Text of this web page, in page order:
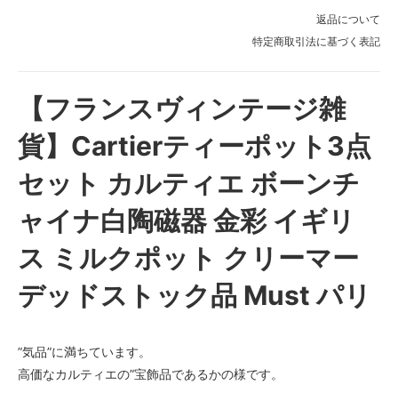
返品について
特定商取引法に基づく表記
【フランスヴィンテージ雑
貨】Cartierティーポット3点
セット カルティエ ボーンチ
ャイナ白陶磁器 金彩 イギリ
ス ミルクポット クリーマー
デッドストック品 Must パリ
”気品”に満ちています。
高価なカルティエの”宝飾品であるかの様です。